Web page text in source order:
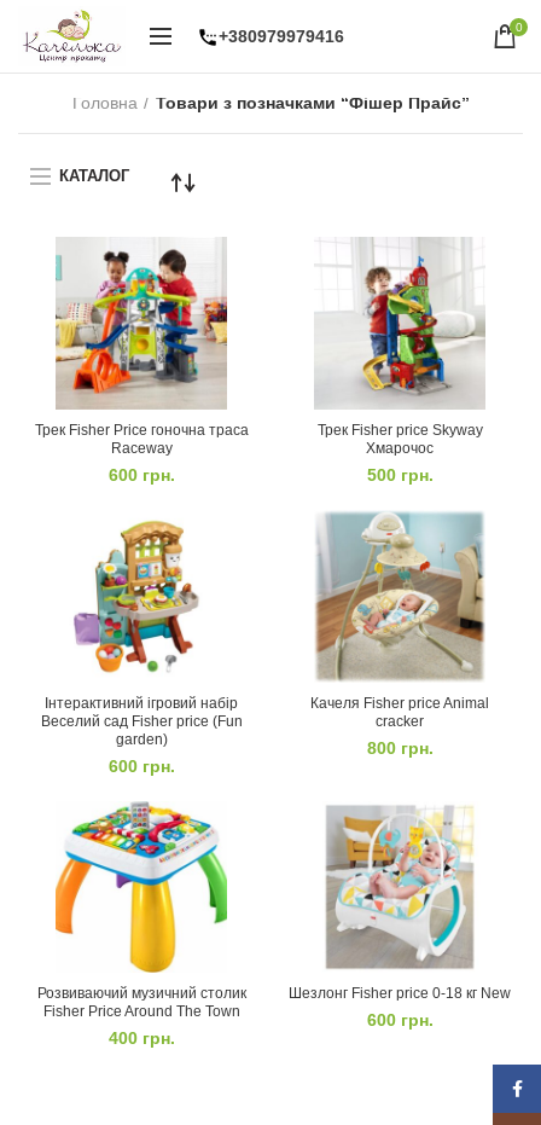
+380979979416 0
Головна Товари з позначками “Фішер Прайс”
КАТАЛОГ
Трек Fisher Price гоночна траса
Raceway
600 грн.
Трек Fisher price Skyway
Хмарочос
500 грн.
Інтерактивний ігровий набір
Веселий сад Fisher price (Fun
garden)
600 грн.
Качеля Fisher price Animal
cracker
800 грн.
Розвиваючий музичний столик
Fisher Price Around The Town
400 грн.
Шезлонг Fisher price 0-18 кг New
600 грн.